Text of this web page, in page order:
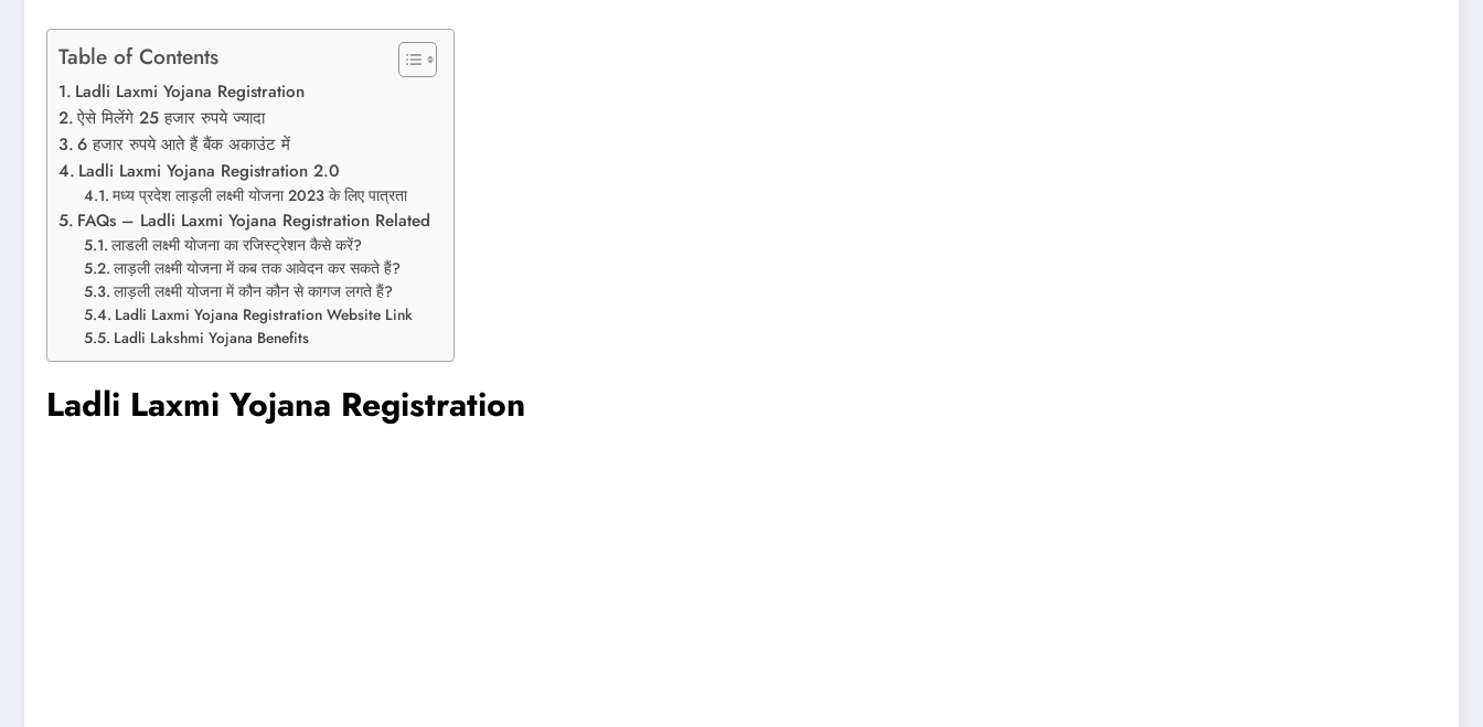
Table of Contents
Ladli Laxmi Yojana Registration
ऐसे मिलेंगे 25 हजार रुपये ज्‍यादा
6 हजार रुपये आते हैं बैंक अकाउंट में
Ladli Laxmi Yojana Registration 2.0
मध्य प्रदेश लाड़ली लक्ष्मी योजना 2023 के लिए पात्रता
FAQs – Ladli Laxmi Yojana Registration Related
लाडली लक्ष्मी योजना का रजिस्ट्रेशन कैसे करें?
लाड़ली लक्ष्मी योजना में कब तक आवेदन कर सकते हैं?
लाड़ली लक्ष्मी योजना में कौन कौन से कागज लगते हैं?
Ladli Laxmi Yojana Registration Website Link
Ladli Lakshmi Yojana Benefits
Ladli Laxmi Yojana Registration